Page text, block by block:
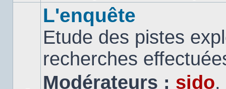
L'enquête
Etude des pistes
recherches
Modérateurs : sido,